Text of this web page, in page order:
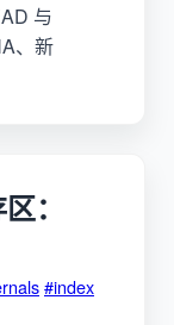
与
、新
：
#index